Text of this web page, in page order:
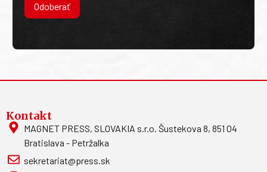
Odoberať
Kontakt
MAGNET PRESS, SLOVAKIA s.r.o. Šustekova 8, 851 04
Bratislava - Petržalka
sekretariat@press.sk